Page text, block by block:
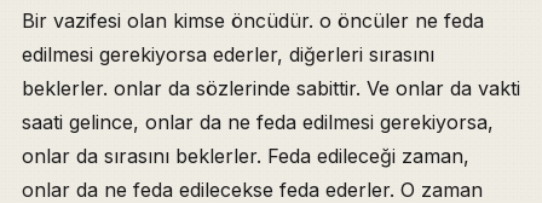
Bir vazifesi olan kimse öncüdür. o öncüler ne feda
edilmesi gerekiyorsa ederler, diğerleri sırasını
beklerler. onlar da sözlerinde sabittir. Ve onlar da vakti
saati gelince, onlar da ne feda edilmesi gerekiyorsa,
onlar da sırasını beklerler. Feda edileceği zaman,
onlar da ne feda edilecekse feda ederler. O zaman